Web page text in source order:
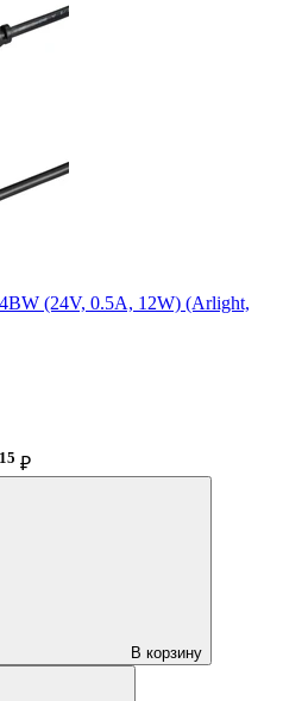
(24V, 0.5A, 12W) (Arlight,
15 ₽
В корзину